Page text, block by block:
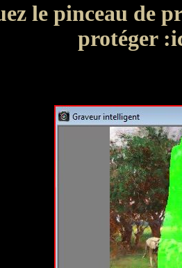
le pinceau de
protéger